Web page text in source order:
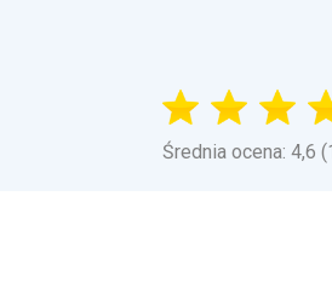
Średnia ocena: 4,6